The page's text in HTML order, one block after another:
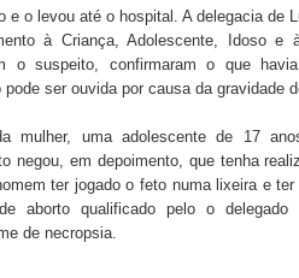
pública do planeta com foco na
Gestão de Daniella Ribeiro e prática
da vereadora Rosângela e
e o levou até o hospital. A delegacia de
à Criança, Adolescente, Idoso e
o suspeito, confirmaram o que
ser ouvida por causa da gravidade
mulher, uma adolescente de 17
negou, em depoimento, que tenha
ter jogado o feto numa lixeira e
aborto qualificado pelo o
de necropsia.